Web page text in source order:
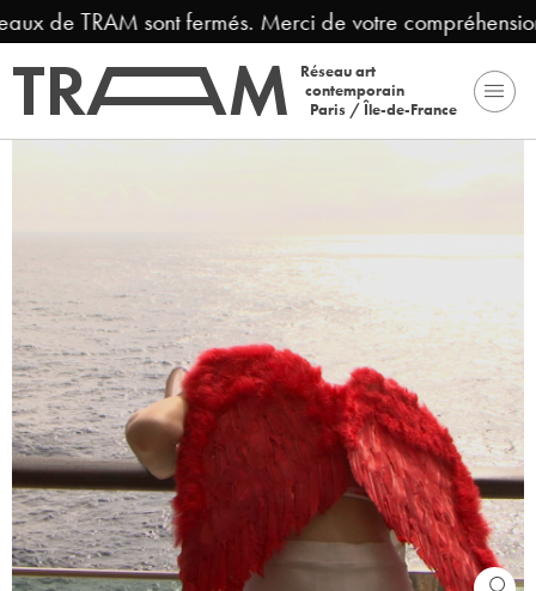
TRAM sont fermés. Merci de votre compréhension.
Réseau art
contemporain
Paris / Île-de-France